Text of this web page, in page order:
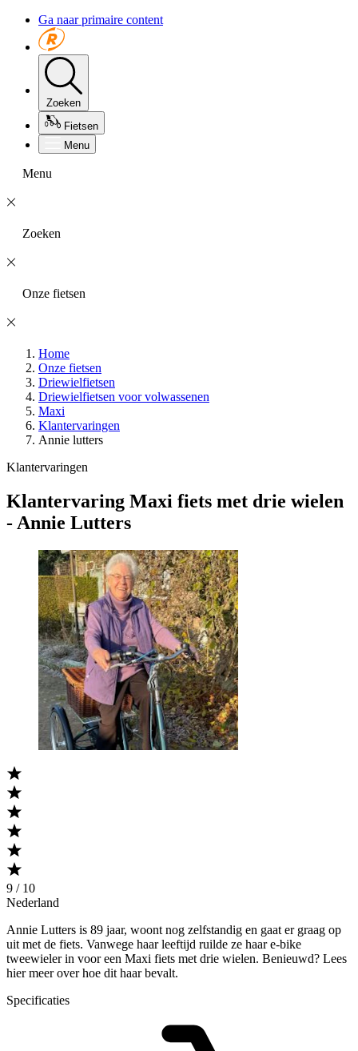
Ga naar primaire content
Zoeken
Fietsen
Menu
Menu
Zoeken
Onze fietsen
Home
Onze fietsen
Driewielfietsen
Driewielfietsen voor volwassenen
Maxi
Klantervaringen
Annie lutters
Klantervaringen
Klantervaring Maxi fiets met drie wielen
- Annie Lutters
9 / 10
Nederland
Annie Lutters is 89 jaar, woont nog zelfstandig en gaat er graag op
uit met de fiets. Vanwege haar leeftijd ruilde ze haar e-bike
tweewieler in voor een Maxi fiets met drie wielen. Benieuwd? Lees
hier meer over hoe dit haar bevalt.
Specificaties